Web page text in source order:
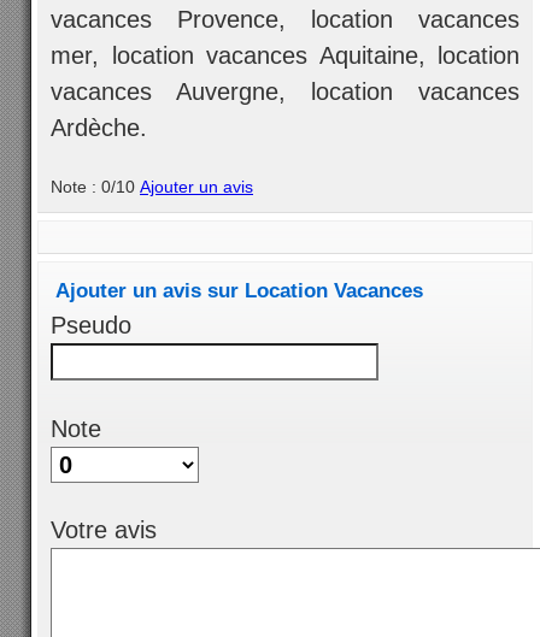
vacances Provence, location vacances
mer, location vacances Aquitaine, location
vacances Auvergne, location vacances
Ardèche.
Note : 0/10 Ajouter un avis
Ajouter un avis sur Location Vacances
Pseudo
Note
Votre avis